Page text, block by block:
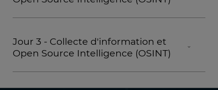
Outils essentiels : Configuration du poste de
travail, Opérateurs de recherche avancée
effacé
profil d’une personne
- LinkedIn : Exploiter un profil + Sensibilisation
aux faux profils
Jour 3 - Collecte d'information et
Open Source Intelligence (OSINT)